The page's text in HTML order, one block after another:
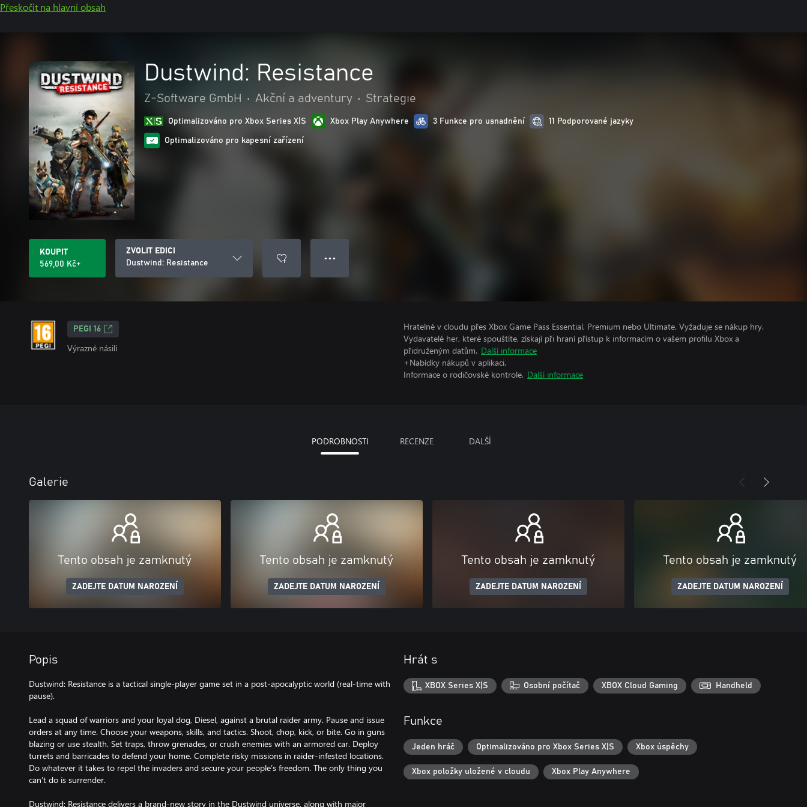
Přeskočit na hlavní obsah
Dustwind: Resistance
Z-Software GmbH • Akční a adventury • Strategie
Optimalizováno pro Xbox Series X|S Xbox Play Anywhere 3 Funkce pro usnadnění 11 Podporované jazyky
Optimalizováno pro kapesní zařízení
KOUPIT
569,00 Kč+
ZVOLIT EDICI
Dustwind: Resistance
● ● ●
PEGI 16
Výrazné násilí
Hratelné v cloudu přes Xbox Game Pass Essential, Premium nebo Ultimate. Vyžaduje se nákup hry.
Vydavatelé her, které spouštíte, získají při hraní přístup k informacím o vašem profilu Xbox a
přidruženým datům. Další informace
+Nabídky nákupů v aplikaci.
Informace o rodičovské kontrole. Další informace
PODROBNOSTI RECENZE DALŠÍ
Galerie
Tento obsah je zamknutý
ZADEJTE DATUM NAROZENÍ
Tento obsah je zamknutý
ZADEJTE DATUM NAROZENÍ
Tento obsah je zamknutý
ZADEJTE DATUM NAROZENÍ
Tento obsah je zamknutý
ZADEJTE DATUM NAROZENÍ
Popis
Dustwind: Resistance is a tactical single-player game set in a post-apocalyptic world (real-time with
pause).
Lead a squad of warriors and your loyal dog, Diesel, against a brutal raider army. Pause and issue
orders at any time. Choose your weapons, skills, and tactics. Shoot, chop, kick, or bite. Go in guns
blazing or use stealth. Set traps, throw grenades, or crush enemies with an armored car. Deploy
turrets and barricades to defend your home. Complete risky missions in raider-infested locations.
Do whatever it takes to repel the invaders and secure your people’s freedom. The only thing you
can’t do is surrender.
Dustwind: Resistance delivers a brand-new story in the Dustwind universe, along with major
Hrát s
XBOX Series X|S Osobní počítač XBOX Cloud Gaming Handheld
Funkce
Jeden hráč Optimalizováno pro Xbox Series X|S Xbox úspěchy
Xbox položky uložené v cloudu Xbox Play Anywhere